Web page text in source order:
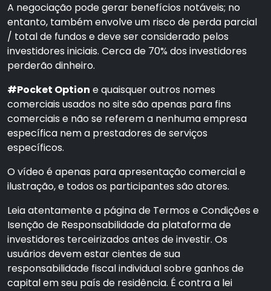
A negociação pode gerar benefícios notáveis; no
entanto, também envolve um risco de perda parcial
/ total de fundos e deve ser considerado pelos
investidores iniciais. Cerca de 70% dos investidores
perderão dinheiro.
#Pocket Option e quaisquer outros nomes
comerciais usados no site são apenas para fins
comerciais e não se referem a nenhuma empresa
específica nem a prestadores de serviços
específicos.
O vídeo é apenas para apresentação comercial e
ilustração, e todos os participantes são atores.
Leia atentamente a página de Termos e Condições e
Isenção de Responsabilidade da plataforma de
investidores terceirizados antes de investir. Os
usuários devem estar cientes de sua
responsabilidade fiscal individual sobre ganhos de
capital em seu país de residência. É contra a lei